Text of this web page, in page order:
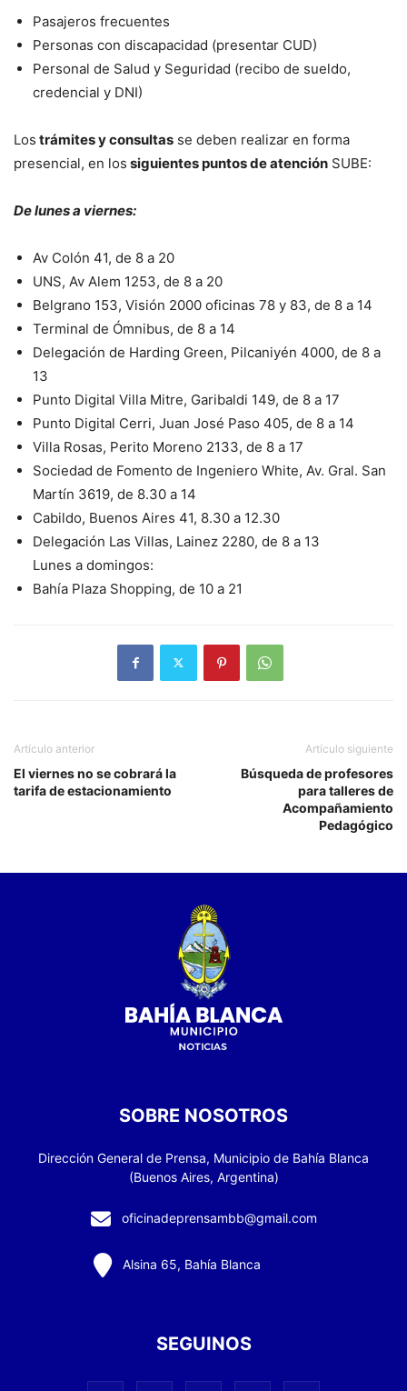
Pasajeros frecuentes
Personas con discapacidad (presentar CUD)
Personal de Salud y Seguridad (recibo de sueldo,
credencial y DNI)
Los trámites y consultas se deben realizar en forma
presencial, en los siguientes puntos de atención SUBE:
De lunes a viernes:
Av Colón 41, de 8 a 20
UNS, Av Alem 1253, de 8 a 20
Belgrano 153, Visión 2000 oficinas 78 y 83, de 8 a 14
Terminal de Ómnibus, de 8 a 14
Delegación de Harding Green, Pilcaniyén 4000, de 8 a
13
Punto Digital Villa Mitre, Garibaldi 149, de 8 a 17
Punto Digital Cerri, Juan José Paso 405, de 8 a 14
Villa Rosas, Perito Moreno 2133, de 8 a 17
Sociedad de Fomento de Ingeniero White, Av. Gral. San
Martín 3619, de 8.30 a 14
Cabildo, Buenos Aires 41, 8.30 a 12.30
Delegación Las Villas, Lainez 2280, de 8 a 13
Lunes a domingos:
Bahía Plaza Shopping, de 10 a 21
Artículo anterior
El viernes no se cobrará la
tarifa de estacionamiento
Artículo siguiente
Búsqueda de profesores
para talleres de
Acompañamiento
Pedagógico
SOBRE NOSOTROS
Dirección General de Prensa, Municipio de Bahía Blanca
(Buenos Aires, Argentina)
oficinadeprensambb@gmail.com
Alsina 65, Bahía Blanca
SEGUINOS